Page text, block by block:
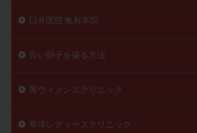
臼井医院 亀有本院
良い卵子を採る方法
英ウィメンズクリニック
草津レディースクリニック